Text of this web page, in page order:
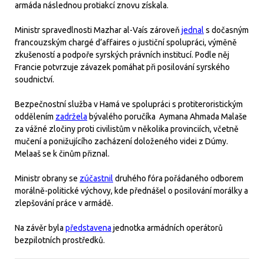
armáda následnou protiakcí znovu získala.
Ministr spravedlnosti Mazhar al-Vaís zároveň jednal s dočasným
francouzským chargé d’affaires o justiční spolupráci, výměně
zkušeností a podpoře syrských právních institucí. Podle něj
Francie potvrzuje závazek pomáhat při posilování syrského
soudnictví.
Bezpečnostní služba v Hamá ve spolupráci s protiteroristickým
oddělením zadržela bývalého poručíka Aymana Ahmada Malaše
za vážné zločiny proti civilistům v několika provinciích, včetně
mučení a ponižujícího zacházení doloženého videi z Dúmy.
Melaaš se k činům přiznal.
Ministr obrany se zúčastnil druhého fóra pořádaného odborem
morálně-politické výchovy, kde přednášel o posilování morálky a
zlepšování práce v armádě.
Na závěr byla představena jednotka armádních operátorů
bezpilotních prostředků.